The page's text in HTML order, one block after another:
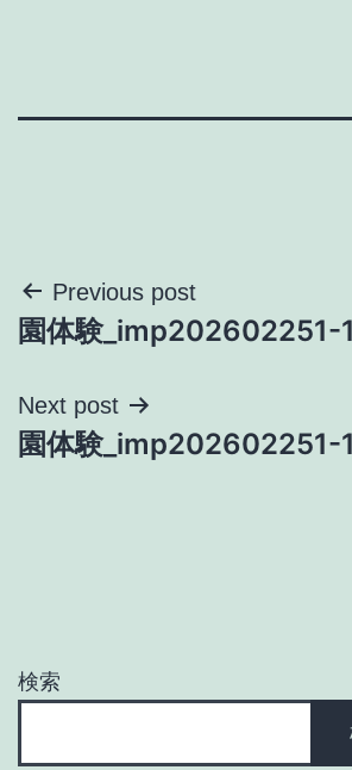
投
稿
ナ
ビ
ョ
Previous post
園体験_imp202602251-
Next post
園体験_imp202602251-
検索